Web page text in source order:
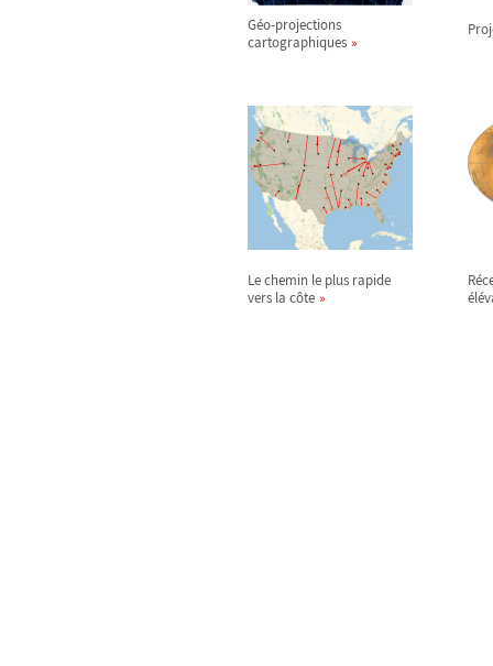
Géo-projections
cartographiques
Le chemin le plus rapide
vers la côte